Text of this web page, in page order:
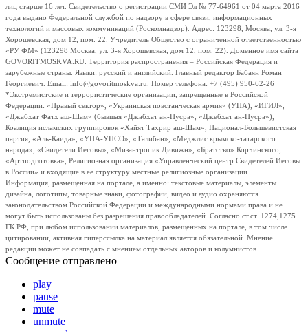
лиц старше 16 лет. Свидетельство о регистрации СМИ Эл № 77-64961 от 04 марта 2016
года выдано Федеральной службой по надзору в сфере связи, информационных
технологий и массовых коммуникаций (Роскомнадзор). Адрес: 123298, Москва, ул. 3-я
Хорошевская, дом 12, пом. 22. Учредитель Общество с ограниченной ответственностью
«РУ ФМ» (123298 Москва, ул. 3-я Хорошевская, дом 12, пом. 22). Доменное имя сайта
GOVORITMOSKVA.RU. Территория распространения – Российская Федерация и
зарубежные страны. Языки: русский и английский. Главный редактор Бабаян Роман
Георгиевич. Email: info@govoritmoskva.ru. Номер телефона: +7 (495) 950-62-26
*Экстремистские и террористические организации, запрещенные в Российской
Федерации: «Правый сектор», «Украинская повстанческая армия» (УПА), «ИГИЛ»,
«Джабхат Фатх аш-Шам» (бывшая «Джабхат ан-Нусра», «Джебхат ан-Нусра»),
Коалиция исламских группировок «Хайят Тахрир аш-Шам», Национал-Большевистская
партия, «Аль-Каида», «УНА-УНСО», «Талибан», «Меджлис крымско-татарского
народа», «Свидетели Иеговы», «Мизантропик Дивижн», «Братство» Корчинского,
«Артподготовка», Религиозная организация «Управленческий центр Свидетелей Иеговы
в России» и входящие в ее структуру местные религиозные организации.
Информация, размещенная на портале, а именно: текстовые материалы, элементы
дизайна, логотипы, товарные знаки, фотографии, видео и аудио охраняются
законодательством Российской Федерации и международными нормами права и не
могут быть использованы без разрешения правообладателей. Согласно ст.ст. 1274,1275
ГК РФ, при любом использовании материалов, размещенных на портале, в том числе
цитировании, активная гиперссылка на материал является обязательной. Мнение
редакции может не совпадать с мнением отдельных авторов и колумнистов.
Сообщение отправлено
play
pause
mute
unmute